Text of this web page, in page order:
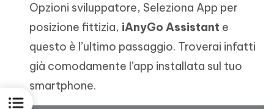
Opzioni sviluppatore, Seleziona App per
posizione fittizia, iAnyGo Assistant e
questo è l’ultimo passaggio. Troverai infatti
già comodamente l’app installata sul tuo
smartphone.